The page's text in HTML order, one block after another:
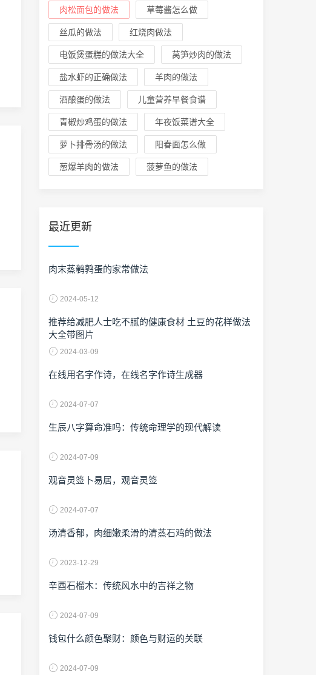
肉松面包的做法 草莓酱怎么做
丝瓜的做法 红烧肉做法
电饭煲蛋糕的做法大全 莴笋炒肉的做法
盐水虾的正确做法 羊肉的做法
酒酿蛋的做法 儿童营养早餐食谱
青椒炒鸡蛋的做法 年夜饭菜谱大全
萝卜排骨汤的做法 阳春面怎么做
葱爆羊肉的做法 菠萝鱼的做法
最近更新
肉末蒸鹌鹑蛋的家常做法
2024-05-12
推荐给减肥人士吃不腻的健康食材 土豆的花样做法
大全带图片
2024-03-09
在线用名字作诗，在线名字作诗生成器
2024-07-07
生辰八字算命准吗：传统命理学的现代解读
2024-07-09
观音灵签卜易居，观音灵签
2024-07-07
汤清香郁，肉细嫩柔滑的清蒸石鸡的做法
2023-12-29
辛酉石榴木：传统风水中的吉祥之物
2024-07-09
钱包什么颜色聚财：颜色与财运的关联
2024-07-09